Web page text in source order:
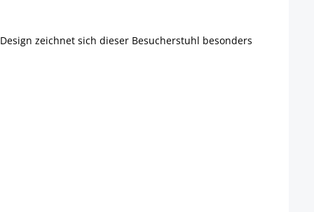
zeichnet sich dieser Besucherstuhl besonders